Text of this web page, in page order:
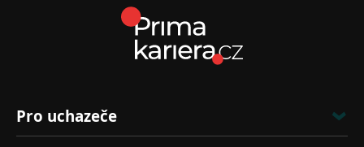
Pro uchazeče